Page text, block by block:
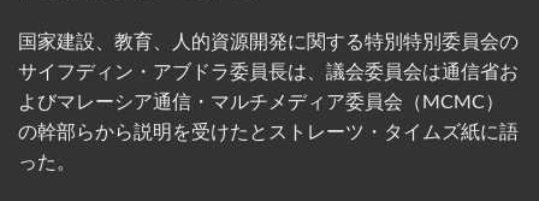
国家建設、教育、人的資源開発に関する特別特別委員会の
サイフディン・アブドラ委員長は、議会委員会は通信省お
よびマレーシア通信・マルチメディア委員会（MCMC）
の幹部らから説明を受けたとストレーツ・タイムズ紙に語
った。